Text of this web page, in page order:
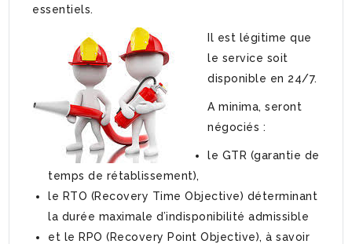
essentiels.
Il est légitime que
le service soit
disponible en 24/7.
A minima, seront
négociés :
le GTR (garantie de
temps de rétablissement),
le RTO (Recovery Time Objective) déterminant
la durée maximale d’indisponibilité admissible
et le RPO (Recovery Point Objective), à savoir